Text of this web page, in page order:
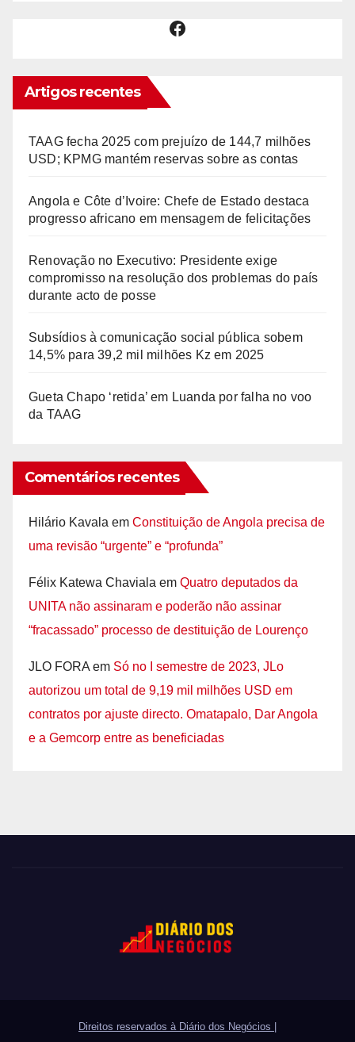
Facebook
Artigos recentes
TAAG fecha 2025 com prejuízo de 144,7 milhões
USD; KPMG mantém reservas sobre as contas
Angola e Côte d’Ivoire: Chefe de Estado destaca
progresso africano em mensagem de felicitações
Renovação no Executivo: Presidente exige
compromisso na resolução dos problemas do país
durante acto de posse
Subsídios à comunicação social pública sobem
14,5% para 39,2 mil milhões Kz em 2025
Gueta Chapo ‘retida’ em Luanda por falha no voo
da TAAG
Comentários recentes
Hilário Kavala em Constituição de Angola precisa de
uma revisão “urgente” e “profunda”
Félix Katewa Chaviala em Quatro deputados da
UNITA não assinaram e poderão não assinar
“fracassado” processo de destituição de Lourenço
JLO FORA em Só no I semestre de 2023, JLo
autorizou um total de 9,19 mil milhões USD em
contratos por ajuste directo. Omatapalo, Dar Angola
e a Gemcorp entre as beneficiadas
Direitos reservados à Diário dos Negócios |